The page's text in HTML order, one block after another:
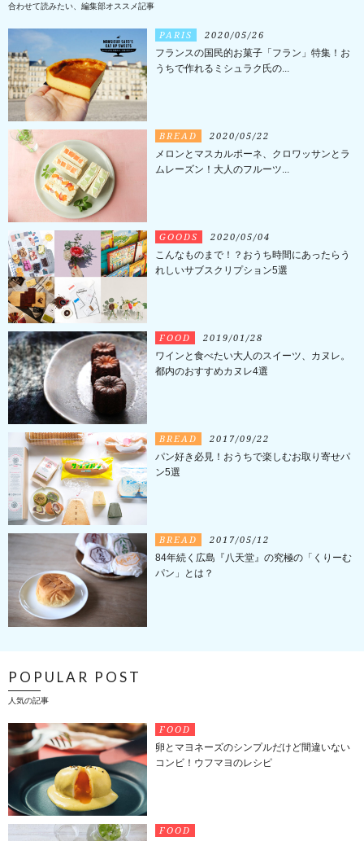
合わせて読みたい、編集部オススメ記事
PARIS 2020/05/26
フランスの国民的お菓子「フラン」特集！お
うちで作れるミシュラク氏の...
BREAD 2020/05/22
メロンとマスカルポーネ、クロワッサンとラ
ムレーズン！大人のフルーツ...
GOODS 2020/05/04
こんなものまで！？おうち時間にあったらう
れしいサブスクリプション5選
FOOD 2019/01/28
ワインと食べたい大人のスイーツ、カヌレ。
都内のおすすめカヌレ4選
BREAD 2017/09/22
パン好き必見！おうちで楽しむお取り寄せパ
ン5選
BREAD 2017/05/12
84年続く広島『八天堂』の究極の「くりーむ
パン」とは？
POPULAR POST
人気の記事
FOOD
卵とマヨネーズのシンプルだけど間違いない
コンビ！ウフマヨのレシピ
FOOD